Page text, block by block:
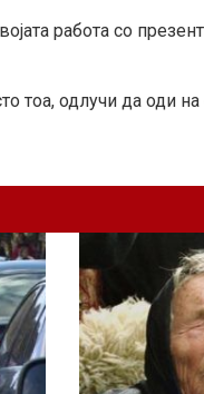
работа со
тоа, одлучи да оди